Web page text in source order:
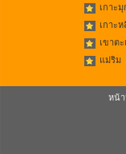
เกาะมุ
เกาะห
เขาตะ
แม่ริม
หน้